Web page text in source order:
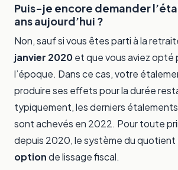
Puis-je encore demander
ans aujourd’hui ?
Non, sauf si vous êtes parti à la
janvier 2020et que vous aviez opté
l’époque. Dans ce cas, votre
produire ses effets pour la durée
typiquement, les derniers
sont achevés en 2022. Pour toute
depuis 2020, le système du quotient
optionde lissage fiscal.